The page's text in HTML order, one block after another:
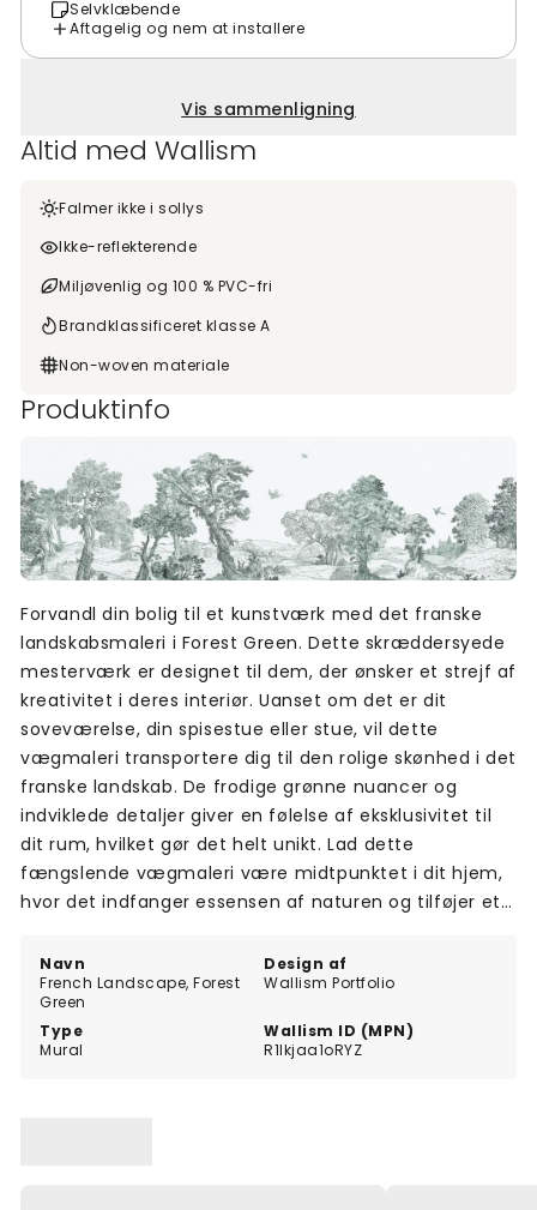
Selvklæbende
Aftagelig og nem at installere
Vis sammenligning
Altid med Wallism
Falmer ikke i sollys
Ikke-reflekterende
Miljøvenlig og 100 % PVC-fri
Brandklassificeret klasse A
Non-woven materiale
Produktinfo
Navn
French Landscape, Forest
Green
Design af
Wallism Portfolio
Type
Mural
Wallism ID (MPN)
R1lkjaa1oRYZ
Forvandl din bolig til et kunstværk med det franske
landskabsmaleri i Forest Green. Dette skræddersyede
mesterværk er designet til dem, der ønsker et strejf af
kreativitet i deres interiør. Uanset om det er dit
soveværelse, din spisestue eller stue, vil dette
vægmaleri transportere dig til den rolige skønhed i det
franske landskab. De frodige grønne nuancer og
indviklede detaljer giver en følelse af eksklusivitet til
dit rum, hvilket gør det helt unikt. Lad dette
fængslende vægmaleri være midtpunktet i dit hjem,
hvor det indfanger essensen af naturen og tilføjer et
indretning med det franske landskabsmaleri i
skovgrøn.